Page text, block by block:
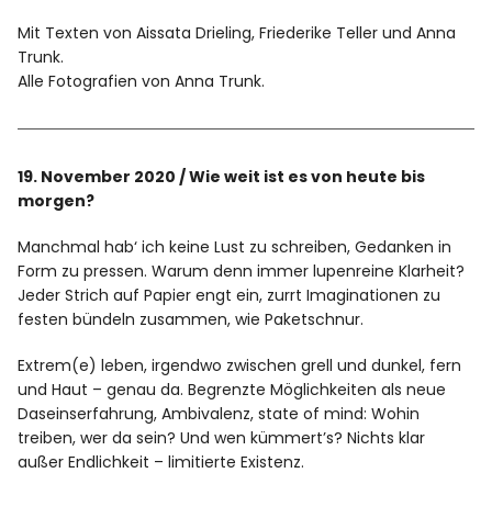
Info
Mit Texten von Aissata Drieling, Friederike Teller und Anna
Trunk.
Alle Fotografien von Anna Trunk.
19. November 2020 / Wie weit ist es von heute bis
morgen?
Manchmal hab‘ ich keine Lust zu schreiben, Gedanken in
Form zu pressen. Warum denn immer lupenreine Klarheit?
Jeder Strich auf Papier engt ein, zurrt Imaginationen zu
festen bündeln zusammen, wie Paketschnur.
Extrem(e) leben, irgendwo zwischen grell und dunkel, fern
und Haut – genau da. Begrenzte Möglichkeiten als neue
Daseinserfahrung, Ambivalenz, state of mind: Wohin
treiben, wer da sein? Und wen kümmert’s? Nichts klar
außer Endlichkeit – limitierte Existenz.